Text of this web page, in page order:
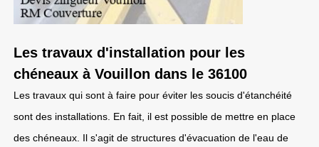
Les travaux d'installation pour les
chéneaux à Vouillon dans le 36100
Les travaux qui sont à faire pour éviter les soucis d'étanchéité
sont des installations. En fait, il est possible de mettre en place
des chéneaux. Il s'agit de structures d'évacuation de l'eau de